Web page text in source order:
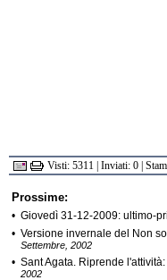
Visti: 5311 | Inviati: 0 |
Prossime:
• Giovedì 31-12-2009: ultimo-
• Versione invernale del Non
Settembre, 2002
• Sant Agata. Riprende
2002